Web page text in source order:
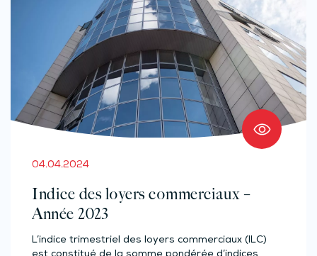
04.04.2024
Indice des loyers commerciaux –
Année 2023
L’indice trimestriel des loyers commerciaux (ILC)